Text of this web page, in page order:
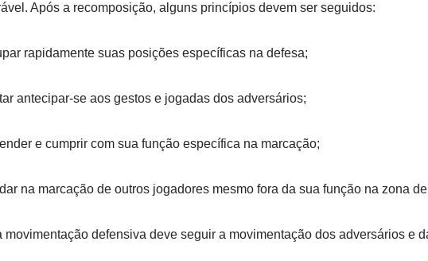
Após a recomposição, alguns princípios devem ser seguidos:
rapidamente suas posições específicas na defesa;
antecipar-se aos gestos e jogadas dos adversários;
e cumprir com sua função específica na marcação;
na marcação de outros jogadores mesmo fora da sua função na zona
movimentação defensiva deve seguir a movimentação dos adversários e